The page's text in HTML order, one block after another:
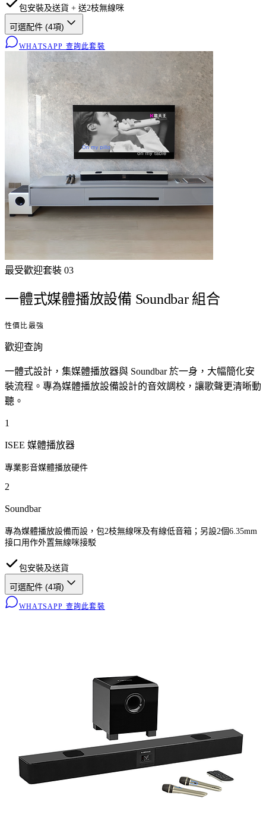
包安裝及送貨 + 送2枝無線咪
可選配件 (4項)
WHATSAPP 查詢此套裝
最受歡迎套裝 03
一體式媒體播放設備 Soundbar 組合
性價比最強
歡迎查詢
一體式設計，集媒體播放器與 Soundbar 於一身，大幅簡化安
裝流程。專為媒體播放設備設計的音效調校，讓歌聲更清晰動
聽。
1
ISEE 媒體播放器
專業影音媒體播放硬件
2
Soundbar
專為媒體播放設備而設，包2枝無線咪及有線低音箱；另設2個6.35mm
接口用作外置無線咪接駁
包安裝及送貨
可選配件 (4項)
WHATSAPP 查詢此套裝